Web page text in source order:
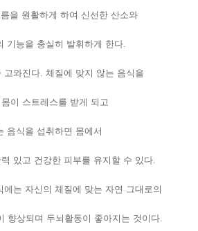
을 원활하게 하여 신선한 산소와
기능을 충실히 발휘하게 한다.
와진다. 체질에 맞지 않는 음식을
이 스트레스를 받게 되고
음식을 섭취하면 몸에서
있고 건강한 피부를 유지할 수 있다.
는 자신의 체질에 맞는 자연 그대로의
향상되며 두뇌활동이 좋아지는 것이다.